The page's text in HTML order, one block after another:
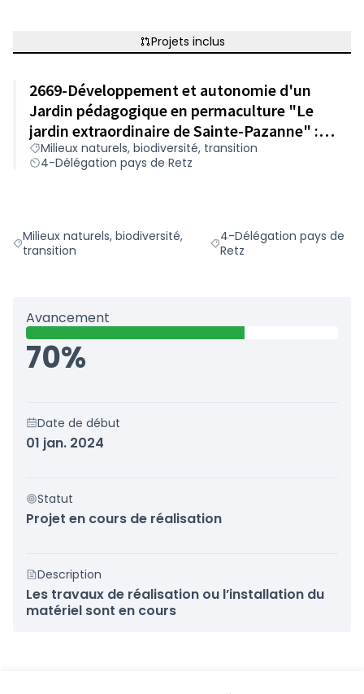
Projets inclus
2669-Développement et autonomie d'un
Jardin pédagogique en permaculture "Le
jardin extraordinaire de Sainte-Pazanne" :
achat de matériel
Milieux naturels, biodiversité, transition
4-Délégation pays de Retz
Filtrer les résultats du défi principal : Milieux naturels,
Milieux naturels, biodiversité,
transition
Filtrer les résultats pour le
4-Délégation pays de
Retz
Avancement
70%
Date de début
01 jan. 2024
Statut
Projet en cours de réalisation
Description
Les travaux de réalisation ou l’installation du
matériel sont en cours